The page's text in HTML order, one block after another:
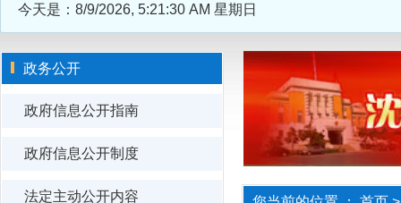
今天是： 8/9/2026, 5:21:30 AM 星期日
政务公开
政府信息公开指南
政府信息公开制度
法定主动公开内容